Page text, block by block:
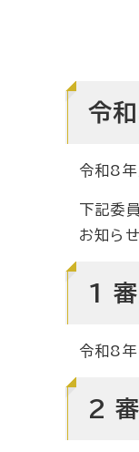
令
令和8年
下記委
お知らせ
1 審
令和8年
2